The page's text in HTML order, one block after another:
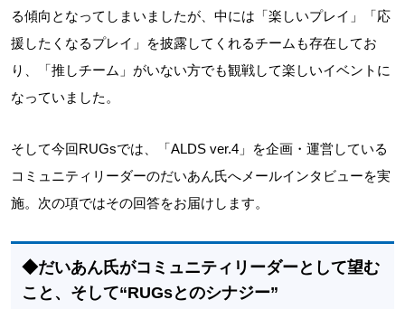
る傾向となってしまいましたが、中には「楽しいプレイ」「応
援したくなるプレイ」を披露してくれるチームも存在してお
り、「推しチーム」がいない方でも観戦して楽しいイベントに
なっていました。
そして今回RUGsでは、「ALDS ver.4」を企画・運営している
コミュニティリーダーのだいあん氏へメールインタビューを実
施。次の項ではその回答をお届けします。
◆だいあん氏がコミュニティリーダーとして望む
こと、そして“RUGsとのシナジー”